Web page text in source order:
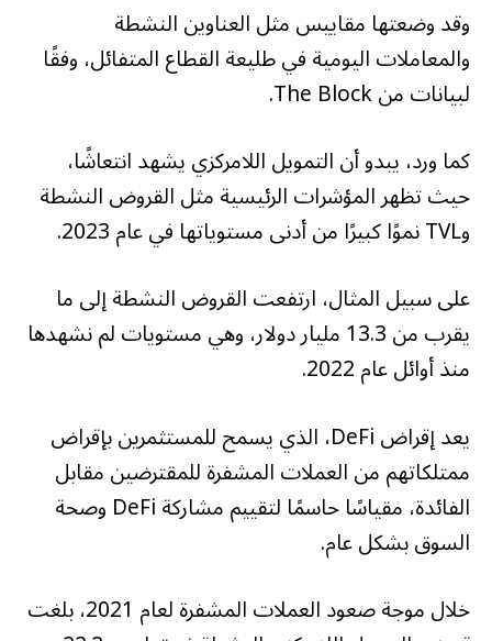
وقد وضعتها مقاييس مثل العناوين النشطة
والمعاملات اليومية في طليعة القطاع المتفائل، وفقًا
لبيانات من The Block.
كما ورد، يبدو أن التمويل اللامركزي يشهد انتعاشًا،
حيث تظهر المؤشرات الرئيسية مثل القروض النشطة
وTVL نموًا كبيرًا من أدنى مستوياتها في عام 2023.
على سبيل المثال، ارتفعت القروض النشطة إلى ما
يقرب من 13.3 مليار دولار، وهي مستويات لم نشهدها
منذ أوائل عام 2022.
يعد إقراض DeFi، الذي يسمح للمستثمرين بإقراض
ممتلكاتهم من العملات المشفرة للمقترضين مقابل
الفائدة، مقياسًا حاسمًا لتقييم مشاركة DeFi وصحة
السوق بشكل عام.
خلال موجة صعود العملات المشفرة لعام 2021، بلغت